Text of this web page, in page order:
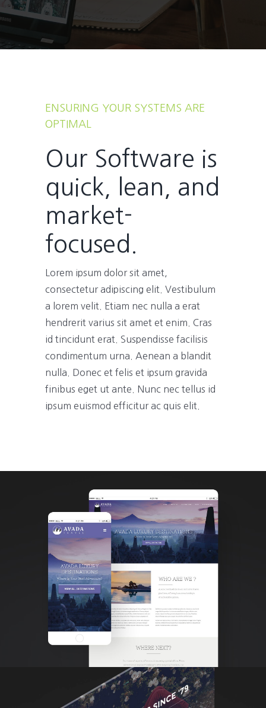
ENSURING YOUR SYSTEMS ARE
OPTIMAL
Our Software is
quick, lean, and
market-
focused.
Lorem ipsum dolor sit amet,
consectetur adipiscing elit. Vestibulum
a lorem velit. Etiam nec nulla a erat
hendrerit varius sit amet et enim. Cras
id tincidunt erat. Suspendisse facilisis
condimentum urna. Aenean a blandit
nulla. Donec et felis et ipsum gravida
finibus eget ut ante. Nunc nec tellus id
ipsum euismod efficitur ac quis elit.